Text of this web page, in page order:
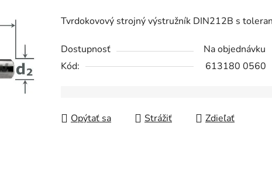
produktu
0,0
z
Tvrdokovový strojný výstružník DIN212B s
Dostupnosť
Na objednávku
Kód:
613180 0560
Opýtať sa Strážiť Zdieľať